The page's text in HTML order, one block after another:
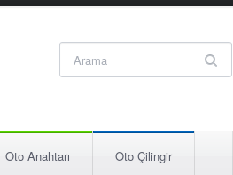
Oto Anahtarı Oto Çilingir